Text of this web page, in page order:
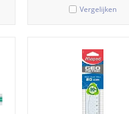
Vergelijken